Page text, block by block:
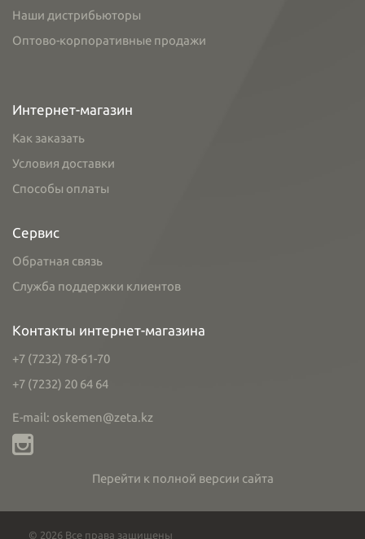
Наши дистрибьюторы
Оптово-корпоративные продажи
Интернет-магазин
Как заказать
Условия доставки
Способы оплаты
Сервис
Обратная связь
Служба поддержки клиентов
Контакты интернет-магазина
+7 (7232) 78-61-70
+7 (7232) 20 64 64
E-mail: oskemen@zeta.kz
Перейти к полной версии сайта
© 2026 Все права защищены